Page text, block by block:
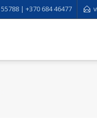
| +370 684 46477